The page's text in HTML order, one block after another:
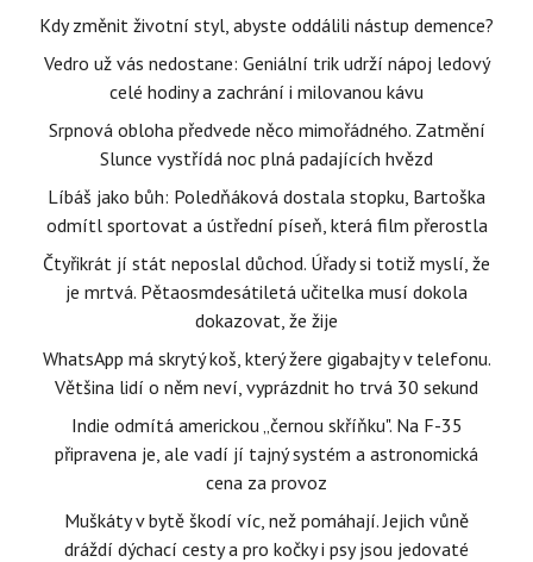
Kdy změnit životní styl, abyste oddálili nástup demence?
Vedro už vás nedostane: Geniální trik udrží nápoj ledový
celé hodiny a zachrání i milovanou kávu
Srpnová obloha předvede něco mimořádného. Zatmění
Slunce vystřídá noc plná padajících hvězd
Líbáš jako bůh: Poledňáková dostala stopku, Bartoška
odmítl sportovat a ústřední píseň, která film přerostla
Čtyřikrát jí stát neposlal důchod. Úřady si totiž myslí, že
je mrtvá. Pětaosmdesátiletá učitelka musí dokola
dokazovat, že žije
WhatsApp má skrytý koš, který žere gigabajty v telefonu.
Většina lidí o něm neví, vyprázdnit ho trvá 30 sekund
Indie odmítá americkou „černou skříňku". Na F-35
připravena je, ale vadí jí tajný systém a astronomická
cena za provoz
Muškáty v bytě škodí víc, než pomáhají. Jejich vůně
dráždí dýchací cesty a pro kočky i psy jsou jedovaté